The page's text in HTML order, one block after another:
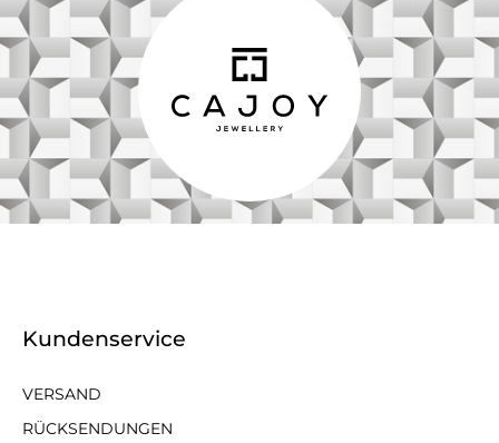
Kundenservice
VERSAND
RÜCKSENDUNGEN